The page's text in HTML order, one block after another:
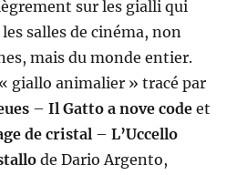
sur les gialli qui
salles de cinéma, non
mais du monde entier.
giallo animalier » tracé par
–Il Gatto a nove code et
de cristal –L’Uccello
de Dario Argento,